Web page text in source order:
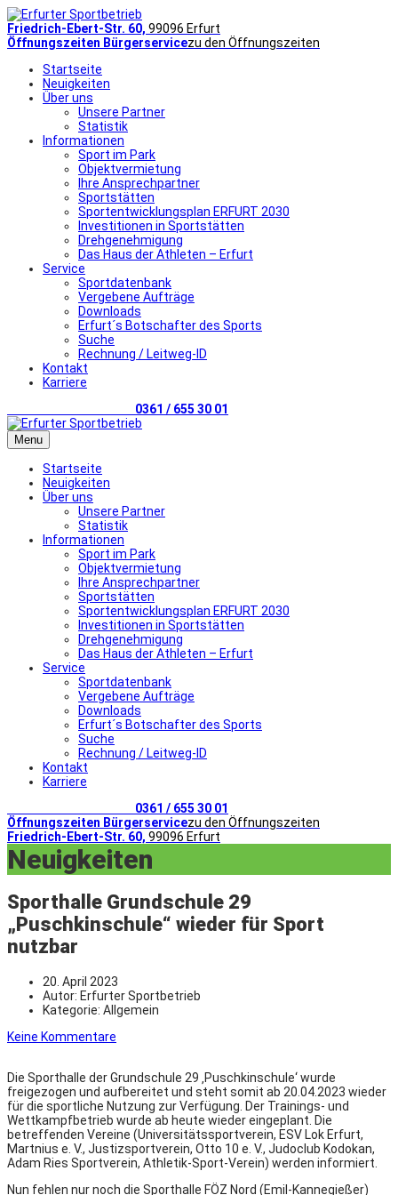
Friedrich-Ebert-Str. 60, 99096 Erfurt
Öffnungszeiten Bürgerservicezu den Öffnungszeiten
Startseite
Neuigkeiten
Über uns
Unsere Partner
Statistik
Informationen
Sport im Park
Objektvermietung
Ihre Ansprechpartner
Sportstätten
Sportentwicklungsplan ERFURT 2030
Investitionen in Sportstätten
Drehgenehmigung
Das Haus der Athleten – Erfurt
Service
Sportdatenbank
Vergebene Aufträge
Downloads
Erfurt´s Botschafter des Sports
Suche
Rechnung / Leitweg-ID
Kontakt
Karriere
0361 / 655 30 01
Menu
Startseite
Neuigkeiten
Über uns
Unsere Partner
Statistik
Informationen
Sport im Park
Objektvermietung
Ihre Ansprechpartner
Sportstätten
Sportentwicklungsplan ERFURT 2030
Investitionen in Sportstätten
Drehgenehmigung
Das Haus der Athleten – Erfurt
Service
Sportdatenbank
Vergebene Aufträge
Downloads
Erfurt´s Botschafter des Sports
Suche
Rechnung / Leitweg-ID
Kontakt
Karriere
0361 / 655 30 01
Öffnungszeiten Bürgerservicezu den Öffnungszeiten
Friedrich-Ebert-Str. 60, 99096 Erfurt
Neuigkeiten
Sporthalle Grundschule 29
„Puschkinschule“ wieder für Sport
nutzbar
20. April 2023
Autor: Erfurter Sportbetrieb
Kategorie: Allgemein
Keine Kommentare
Die Sporthalle der Grundschule 29 ‚Puschkinschule‘ wurde
freigezogen und aufbereitet und steht somit ab 20.04.2023 wieder
für die sportliche Nutzung zur Verfügung. Der Trainings- und
Wettkampfbetrieb wurde ab heute wieder eingeplant. Die
betreffenden Vereine (Universitätssportverein, ESV Lok Erfurt,
Martnius e. V., Justizsportverein, Otto 10 e. V., Judoclub Kodokan,
Adam Ries Sportverein, Athletik-Sport-Verein) werden informiert.
Nun fehlen nur noch die Sporthalle FÖZ Nord (Emil-Kannegießer)